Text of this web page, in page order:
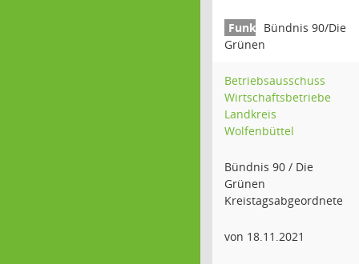
Bündnis 90/Die
Grünen
Betriebsausschuss
Wirtschaftsbetriebe
Landkreis
Wolfenbüttel
Bündnis 90 / Die
Grünen
Kreistagsabgeordnete
von 18.11.2021